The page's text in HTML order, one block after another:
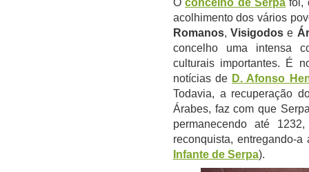
Oconcelho de Serpa foi,
acolhimento dos vários
Romanos, Visigodose
concelho uma intensa
culturais importantes. É
notícias de D. Afonso
Todavia, a recuperação
Árabes, faz com que
permanecendo até
reconquista, entregando-
Infante de Serpa).